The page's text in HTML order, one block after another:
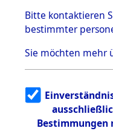
5.3.1 Alliierte
Erhebungen
zu
Todesmärsch
en
5.3.2
g
5.3.3
Bitte kontaktieren
bestimmter
Sie möchten mehr
Bestimmungen